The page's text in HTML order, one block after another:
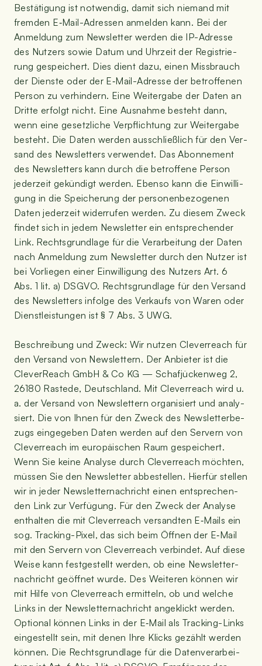
Bestä­ti­gung ist not­wen­dig, damit sich nie­mand mit
frem­den E‑Mail-Adres­sen anmel­den kann. Bei der
Anmel­dung zum News­let­ter wer­den die IP-Adres­se
des Nut­zers sowie Datum und Uhr­zeit der Regis­trie­
rung gespei­chert. Dies dient dazu, einen Miss­brauch
der Diens­te oder der E‑Mail-Adres­se der betrof­fe­nen
Per­son zu ver­hin­dern. Eine Wei­ter­ga­be der Daten an
Drit­te erfolgt nicht. Eine Aus­nah­me besteht dann,
wenn eine gesetz­li­che Ver­pflich­tung zur Wei­ter­ga­be
besteht. Die Daten wer­den aus­schließ­lich für den Ver­
sand des News­let­ters ver­wen­det. Das Abon­ne­ment
des News­let­ters kann durch die betrof­fe­ne Per­son
jeder­zeit gekün­digt wer­den. Eben­so kann die Ein­wil­li­
gung in die Spei­che­rung der per­so­nen­be­zo­ge­nen
Daten jeder­zeit wider­ru­fen wer­den. Zu die­sem Zweck
fin­det sich in jedem News­let­ter ein ent­spre­chen­der
Link. Rechts­grund­la­ge für die Ver­ar­bei­tung der Daten
nach Anmel­dung zum News­let­ter durch den Nut­zer ist
bei Vor­lie­gen einer Ein­wil­li­gung des Nut­zers Art. 6
Abs. 1 lit. a) DSGVO. Rechts­grund­la­ge für den Ver­sand
des News­let­ters infol­ge des Ver­kaufs von Waren oder
Dienst­leis­tun­gen ist § 7 Abs. 3 UWG.
Beschrei­bung und Zweck: Wir nut­zen Cle­ver­reach für
den Ver­sand von News­let­tern. Der Anbie­ter ist die
Cle­ver­Reach GmbH & Co KG — Schaf­jü­cken­weg 2,
26180 Ras­tede, Deutsch­land. Mit Cle­ver­reach wird u.
a. der Ver­sand von News­let­tern orga­ni­siert und ana­ly­
siert. Die von Ihnen für den Zweck des News­let­ter­be­
zugs ein­ge­ge­ben Daten wer­den auf den Ser­vern von
Cle­ver­reach im euro­päi­schen Raum gespei­chert.
Wenn Sie kei­ne Ana­ly­se durch Cle­ver­reach möch­ten,
müs­sen Sie den News­let­ter abbe­stel­len. Hier­für stel­len
wir in jeder News­let­ter­nach­richt einen ent­spre­chen­
den Link zur Ver­fü­gung. Für den Zweck der Ana­ly­se
ent­hal­ten die mit Cle­ver­reach ver­sand­ten E‑Mails ein
sog. Track­ing-Pixel, das sich beim Öff­nen der E‑Mail
mit den Ser­vern von Cle­ver­reach ver­bin­det. Auf die­se
Wei­se kann fest­ge­stellt wer­den, ob eine News­let­ter­
nach­richt geöff­net wur­de. Des Wei­te­ren kön­nen wir
mit Hil­fe von Cle­ver­reach ermit­teln, ob und wel­che
Links in der News­let­ter­nach­richt ange­klickt wer­den.
Optio­nal kön­nen Links in der E‑Mail als Track­ing-Links
ein­ge­stellt sein, mit denen Ihre Klicks gezählt wer­den
kön­nen. Die Rechts­grund­la­ge für die Daten­ver­ar­bei­